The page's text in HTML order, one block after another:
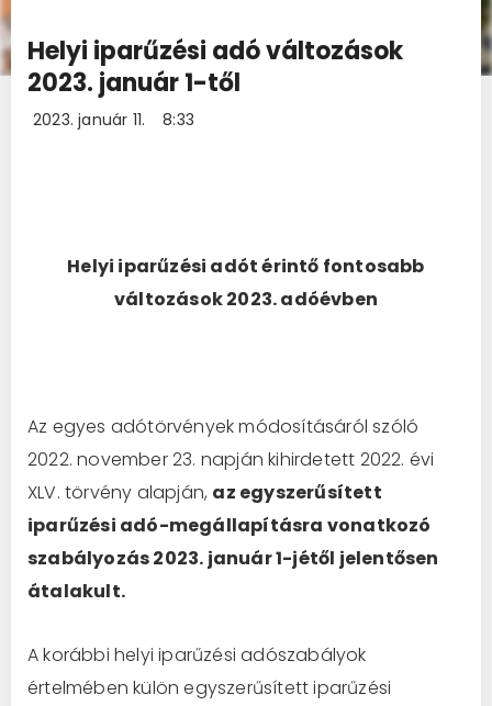
Helyi iparűzési adó változások
2023. január 1-től
2023. január 11. 8:33
Helyi iparűzési adót érintő fontosabb
változások 2023. adóévben
Az egyes adótörvények módosításáról szóló
2022. november 23. napján kihirdetett 2022. évi
XLV. törvény alapján, az egyszerűsített
iparűzési adó-megállapításra vonatkozó
szabályozás 2023. január 1-jétől jelentősen
átalakult.
A korábbi helyi iparűzési adószabályok
értelmében külön egyszerűsített iparűzési